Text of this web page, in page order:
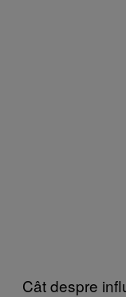
Cât despre